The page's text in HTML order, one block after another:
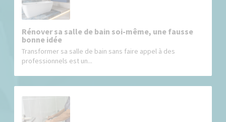
Rénover sa salle de bain soi-même, une fausse
bonne idée
Transformer sa salle de bain sans faire appel à des
professionnels est un...